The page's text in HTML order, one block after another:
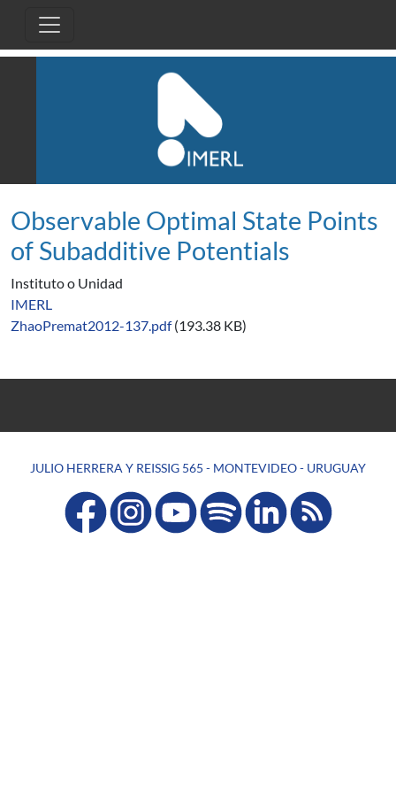
Observable Optimal State Points
of Subadditive Potentials
Instituto o Unidad
IMERL
ZhaoPremat2012-137.pdf (193.38 KB)
JULIO HERRERA Y REISSIG 565 - MONTEVIDEO - URUGUAY